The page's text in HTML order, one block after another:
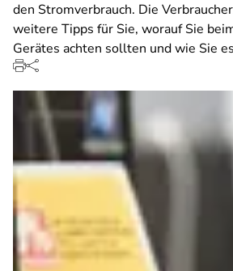
den Stromverbrauch. Die
weitere Tipps für Sie, worauf Sie
Gerätes achten sollten und wie Sie